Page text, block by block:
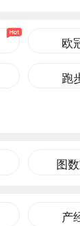
欧
跑
图
产